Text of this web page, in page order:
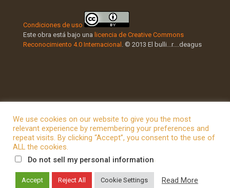
Condiciones de uso
Este obra está bajo una licencia de Creative Commons
Reconocimiento 4.0 Internacional
. © 2013 El bulli...r....deagus
© 2026 Betheme by Muffin group
We use cookies on our website to give you the most
relevant experience by remembering your preferences and
repeat visits. By clicking “Accept”, you consent to the use of
ALL the cookies.
Do not sell my personal information.
Accept Reject All Cookie Settings Read More